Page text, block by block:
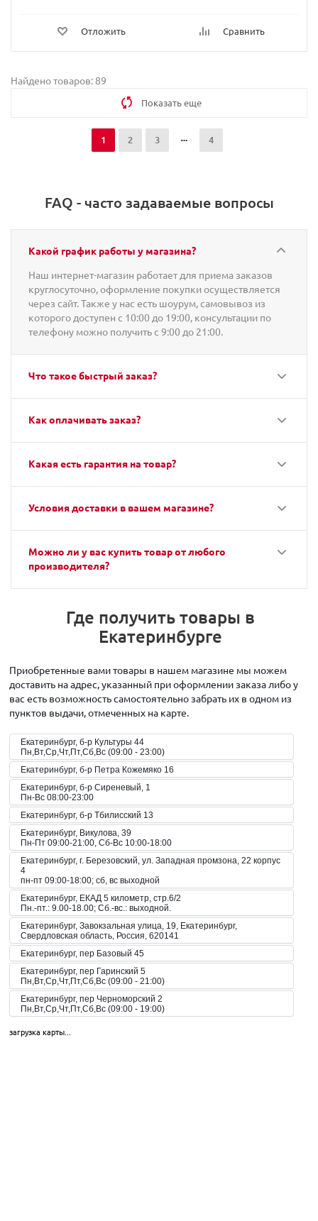
Отложить Сравнить
Найдено товаров: 89
Показать еще
1 2 3 4
FAQ - часто задаваемые вопросы
Какой график работы у магазина?
Наш интернет-магазин работает для приема заказов
круглосуточно, оформление покупки осуществляется
через сайт. Также у нас есть шоурум, самовывоз из
которого доступен с 10:00 до 19:00, консультации по
телефону можно получить с 9:00 до 21:00.
Что такое быстрый заказ?
Как оплачивать заказ?
Какая есть гарантия на товар?
Условия доставки в вашем магазине?
Можно ли у вас купить товар от любого
производителя?
Где получить товары в
Екатеринбурге
Приобретенные вами товары в нашем магазине мы можем
доставить на адрес, указанный при оформлении заказа либо у
вас есть возможность самостоятельно забрать их в одном из
пунктов выдачи, отмеченных на карте.
Екатеринбург, б-р Культуры 44
Пн,Вт,Ср,Чт,Пт,Сб,Вс (09:00 - 23:00)
Екатеринбург, б-р Петра Кожемяко 16
Екатеринбург, б-р Сиреневый, 1
Пн-Вс 08:00-23:00
Екатеринбург, б-р Тбилисский 13
Екатеринбург, Викулова, 39
Пн-Пт 09:00-21:00, Сб-Вс 10:00-18:00
Екатеринбург, г. Березовский, ул. Западная промзона, 22 корпус
4
пн-пт 09:00-18:00; сб, вс выходной
Екатеринбург, ЕКАД 5 километр, стр.6/2
Пн.-пт.: 9.00-18.00; Сб.-вс.: выходной.
Екатеринбург, Завокзальная улица, 19, Екатеринбург,
Свердловская область, Россия, 620141
Екатеринбург, пер Базовый 45
Екатеринбург, пер Гаринский 5
Пн,Вт,Ср,Чт,Пт,Сб,Вс (09:00 - 21:00)
Екатеринбург, пер Черноморский 2
Пн,Вт,Ср,Чт,Пт,Сб,Вс (09:00 - 19:00)
Пн-Вс 10:00-20:00
загрузка карты...